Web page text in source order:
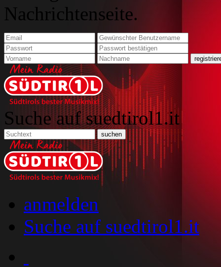
Nachrichtenseite.
Suche auf suedtirol1.it
anmelden
Suche auf suedtirol1.it